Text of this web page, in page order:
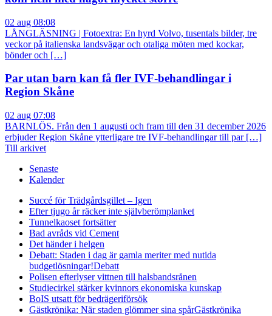
02 aug 08:08
LÅNGLÄSNING | Fotoextra: En hyrd Volvo, tusentals bilder, tre
veckor på italienska landsvägar och otaliga möten med kockar,
bönder och […]
Par utan barn kan få fler IVF-behandlingar i
Region Skåne
02 aug 07:08
BARNLÖS. Från den 1 augusti och fram till den 31 december 2026
erbjuder Region Skåne ytterligare tre IVF-behandlingar till par […]
Till arkivet
Senaste
Kalender
Succé för Trädgårdsgillet – Igen
Efter tjugo år räcker inte självberömplanket
Tunnelkaoset fortsätter
Bad avråds vid Cement
Det händer i helgen
Debatt: Staden i dag är gamla meriter med nutida
budgetlösningar!Debatt
Polisen efterlyser vittnen till halsbandsrånen
Studiecirkel stärker kvinnors ekonomiska kunskap
BoIS utsatt för bedrägeriförsök
Gästkrönika: När staden glömmer sina spårGästkrönika